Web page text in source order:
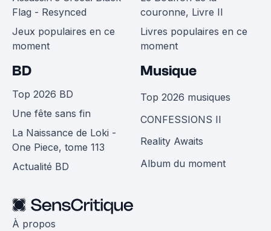
Flag - Resynced
Jeux populaires en ce
moment
couronne, Livre II
Livres populaires en ce
moment
BD
Top 2026 BD
Une fête sans fin
La Naissance de Loki -
One Piece, tome 113
Actualité BD
Musique
Top 2026 musiques
CONFESSIONS II
Reality Awaits
Album du moment
À propos